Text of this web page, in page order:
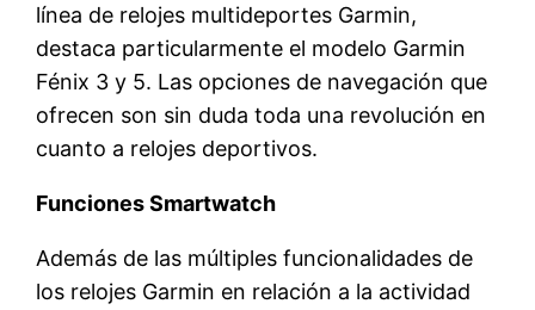
línea de relojes multideportes Garmin,
destaca particularmente el modelo Garmin
Fénix 3 y 5. Las opciones de navegación que
ofrecen son sin duda toda una revolución en
cuanto a relojes deportivos.
Funciones Smartwatch
Además de las múltiples funcionalidades de
los relojes Garmin en relación a la actividad